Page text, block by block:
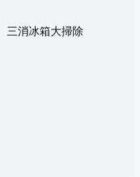
三消冰箱大掃除